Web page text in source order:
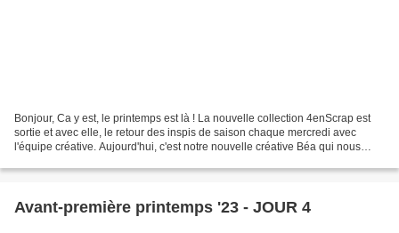
Bonjour, Ca y est, le printemps est là ! La nouvelle collection 4enScrap est
sortie et avec elle, le retour des inspis de saison chaque mercredi avec
l'équipe créative. Aujourd'hui, c'est notre nouvelle créative Béa qui nous
Avant-première printemps '23 - JOUR 4